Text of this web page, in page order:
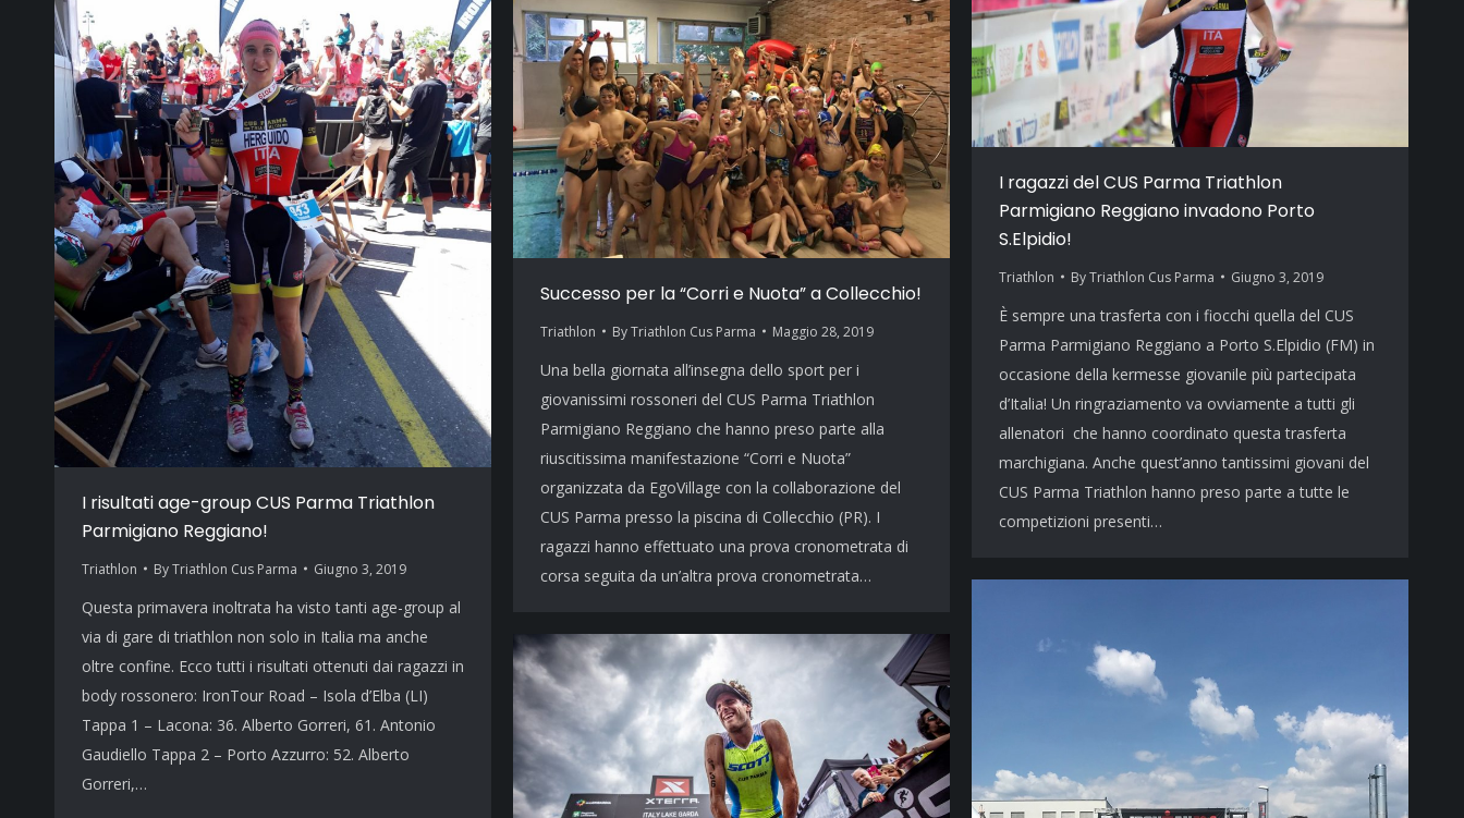
I ragazzi del CUS Parma Triathlon
Parmigiano Reggiano invadono Porto
S.Elpidio!
Triathlon ByTriathlon Cus Parma Giugno 3, 2019
È sempre una trasferta con i fiocchi quella del CUS
Parma Parmigiano Reggiano a Porto S.Elpidio (FM) in
occasione della kermesse giovanile più partecipata
d’Italia! Un ringraziamento va ovviamente a tutti gli
allenatori che hanno coordinato questa trasferta
marchigiana. Anche quest’anno tantissimi giovani del
CUS Parma Triathlon hanno preso parte a tutte le
competizioni presenti…
I risultati age-group CUS Parma Triathlon
Parmigiano Reggiano!
Triathlon ByTriathlon Cus Parma Giugno 3, 2019
Questa primavera inoltrata ha visto tanti age-group al
via di gare di triathlon non solo in Italia ma anche
oltre confine. Ecco tutti i risultati ottenuti dai ragazzi in
body rossonero: IronTour Road – Isola d’Elba (LI)
Tappa 1 – Lacona: 36. Alberto Gorreri, 61. Antonio
Gaudiello Tappa 2 – Porto Azzurro: 52. Alberto
Gorreri,…
Successo per la “Corri e Nuota” a Collecchio!
Triathlon ByTriathlon Cus Parma Maggio 28, 2019
Una bella giornata all’insegna dello sport per i
giovanissimi rossoneri del CUS Parma Triathlon
Parmigiano Reggiano che hanno preso parte alla
riuscitissima manifestazione “Corri e Nuota”
organizzata da EgoVillage con la collaborazione del
CUS Parma presso la piscina di Collecchio (PR). I
ragazzi hanno effettuato una prova cronometrata di
corsa seguita da un’altra prova cronometrata…